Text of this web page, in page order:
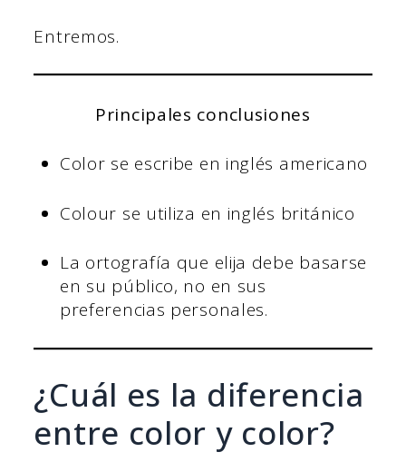
Entremos.
Principales conclusiones
Color se escribe en inglés americano
Colour se utiliza en inglés británico
La ortografía que elija debe basarse
en su público, no en sus
preferencias personales.
¿Cuál es la diferencia
entre color y color?